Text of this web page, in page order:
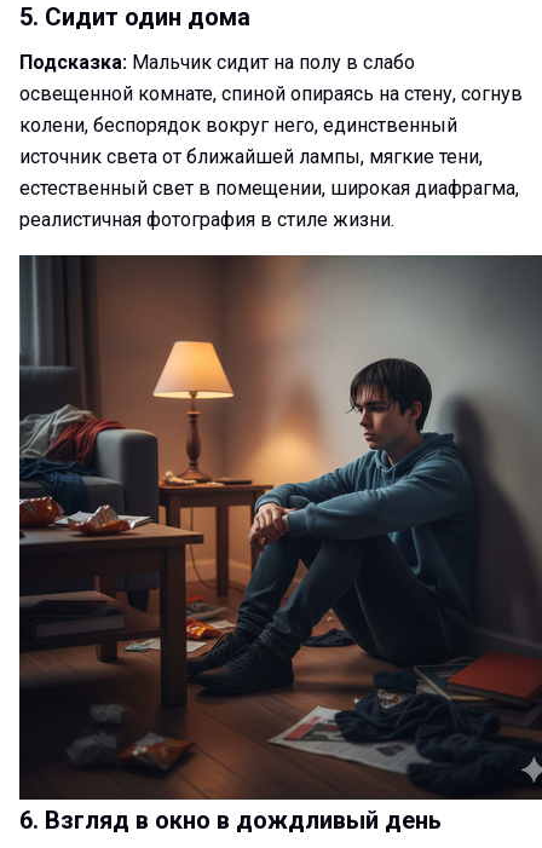
5. Сидит один дома
Подсказка: Мальчик сидит на полу в слабо
освещенной комнате, спиной опираясь на стену, согнув
колени, беспорядок вокруг него, единственный
источник света от ближайшей лампы, мягкие тени,
естественный свет в помещении, широкая диафрагма,
реалистичная фотография в стиле жизни.
6. Взгляд в окно в дождливый день